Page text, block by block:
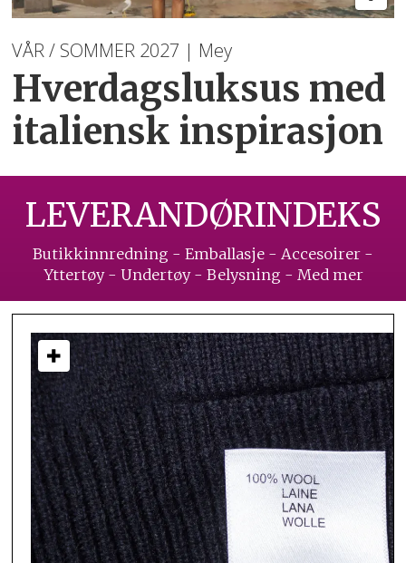
VÅR / SOMMER 2027 | Mey
Hverdagsluksus med
italiensk inspirasjon
LEVERANDØRINDEKS
Butikkinnredning - Emballasje - Accesoirer -
Yttertøy - Undertøy - Belysning - Med mer